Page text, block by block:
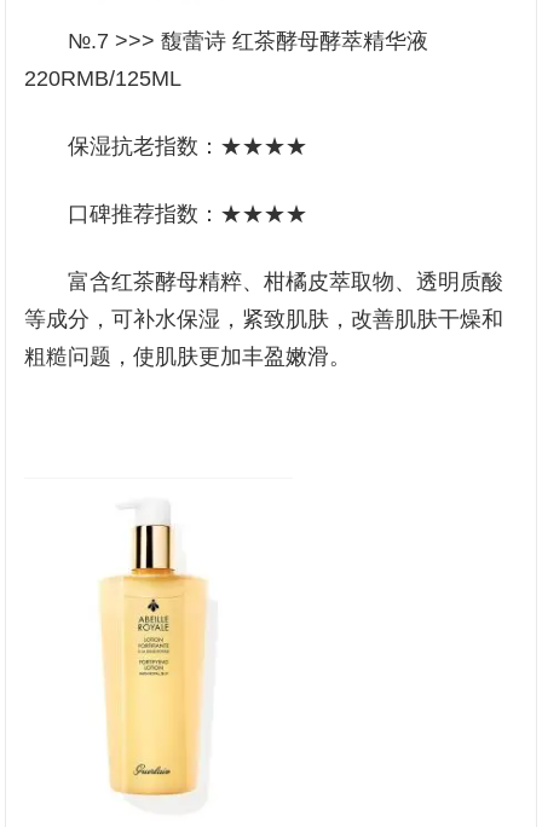
№.7 >>> 馥蕾诗 红茶酵母酵萃精华液
220RMB/125ML
保湿抗老指数：★★★★
口碑推荐指数：★★★★
富含红茶酵母精粹、柑橘皮萃取物、透明质酸
等成分，可补水保湿，紧致肌肤，改善肌肤干燥和
粗糙问题，使肌肤更加丰盈嫩滑。